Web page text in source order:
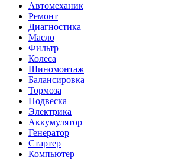
Автомеханик
Ремонт
Диагностика
Масло
Фильтр
Колеса
Шиномонтаж
Балансировка
Тормоза
Подвеска
Электрика
Аккумулятор
Генератор
Стартер
Компьютер